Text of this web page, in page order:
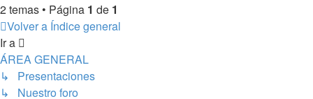
2 temas • Página 1 de 1
Volver a Índice general
Ir a
ÁREA GENERAL
↳ Presentaciones
↳ Nuestro foro